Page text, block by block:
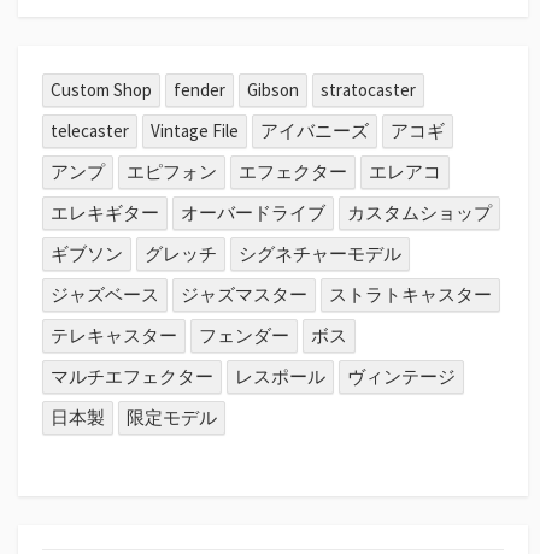
Custom Shop fender Gibson
stratocaster
telecaster
Vintage File アイバニーズ
アコギ
アンプ
エピフォン エフェクター
エレアコ
エレキギター
オーバードライブ
カスタムショップ
ギブソン
グレッチ
シグネチャーモデル
ジャズベース
ジャズマスター
ストラトキャスター
テレキャスター
フェンダー
ボス
マルチエフェクター
レスポール
ヴィンテージ
日本製
限定モデル